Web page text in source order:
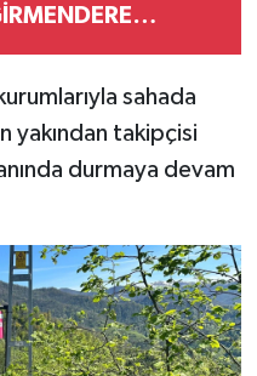
sahada
yakından takipçisi
durmaya devam